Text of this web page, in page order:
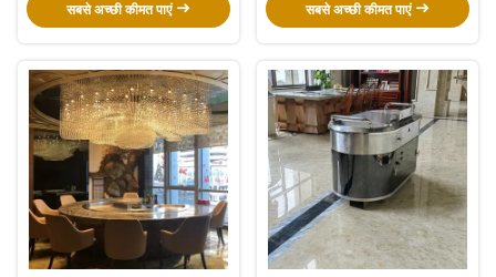
सबसे अच्छी कीमत पाएं
सबसे अच्छी कीमत पाएं